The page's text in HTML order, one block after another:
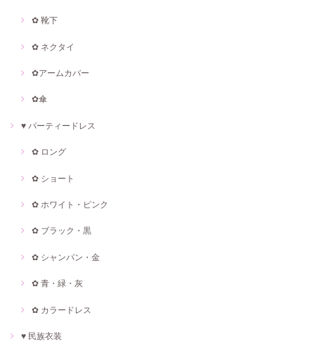
✿ 靴下
✿ ネクタイ
✿アームカバー
✿傘
♥ パーティードレス
✿ ロング
✿ ショート
✿ ホワイト・ピンク
✿ ブラック・黒
✿ シャンパン・金
✿ 青・緑・灰
✿ カラードレス
♥ 民族衣装